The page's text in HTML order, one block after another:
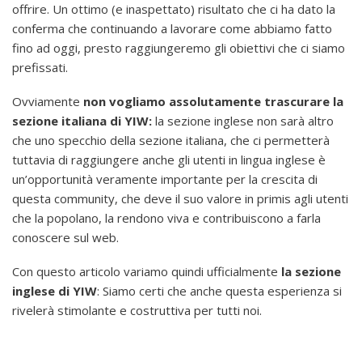
offrire. Un ottimo (e inaspettato) risultato che ci ha dato la
conferma che continuando a lavorare come abbiamo fatto
fino ad oggi, presto raggiungeremo gli obiettivi che ci siamo
prefissati.
Ovviamente non vogliamo assolutamente trascurare la
sezione italiana di YIW: la sezione inglese non sarà altro
che uno specchio della sezione italiana, che ci permetterà
tuttavia di raggiungere anche gli utenti in lingua inglese è
un’opportunità veramente importante per la crescita di
questa community, che deve il suo valore in primis agli utenti
che la popolano, la rendono viva e contribuiscono a farla
conoscere sul web.
Con questo articolo variamo quindi ufficialmente la sezione
inglese di YIW: Siamo certi che anche questa esperienza si
rivelerà stimolante e costruttiva per tutti noi.